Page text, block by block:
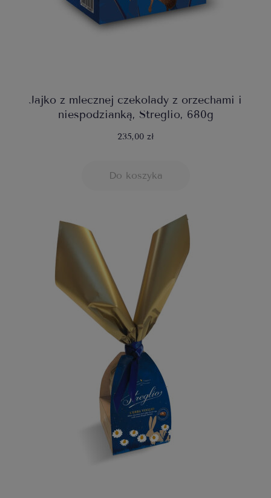
Jajko z mlecznej czekolady z orzechami i
niespodzianką, Streglio, 680g
235,00 zł
Do koszyka